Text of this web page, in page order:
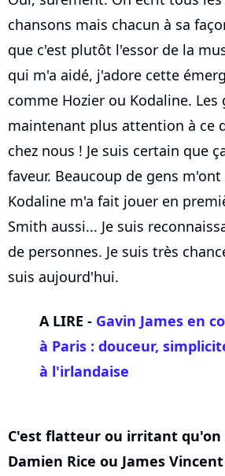
chansons mais chacun à sa
que c'est plutôt l'essor de la
qui m'a aidé, j'adore cette
comme Hozier ou Kodaline. Les
maintenant plus attention à ce
chez nous ! Je suis certain que
faveur. Beaucoup de gens
Kodaline m'a fait jouer en
Smith aussi... Je suis
de personnes. Je suis très
suis aujourd'hui.
A LIRE - Gavin James en
à Paris : douceur,
à l'irlandaise
C'est flatteur ou irritant qu'on
Damien Rice ou James